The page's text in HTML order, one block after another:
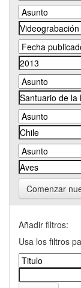
Comenzar
Añadir filtros:
Usa los filtros